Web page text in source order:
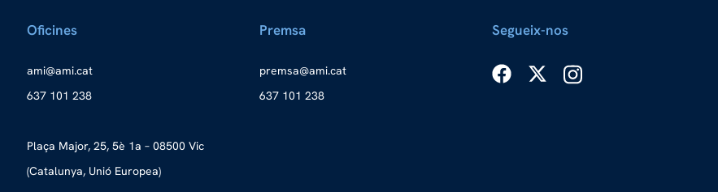
Oficines
tac.i
ma@im
a
637 101 238
Plaça Major, 25, 5è 1a – 08500 Vic
(Catalunya, Unió Europea)
Premsa
tac.i
ma@as
merp
637 101 238
Segueix-nos